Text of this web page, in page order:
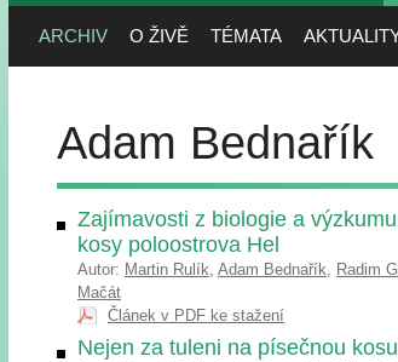
ARCHIV O ŽIVĚ TÉMATA
Adam Bednařík
Zajímavosti z biologie a
kosy poloostrova Hel
Autor: Martin Rulík, Adam Bednařík, Radim
Mačát
Článek v PDF ke stažení
Nejen za tuleni na písečnou